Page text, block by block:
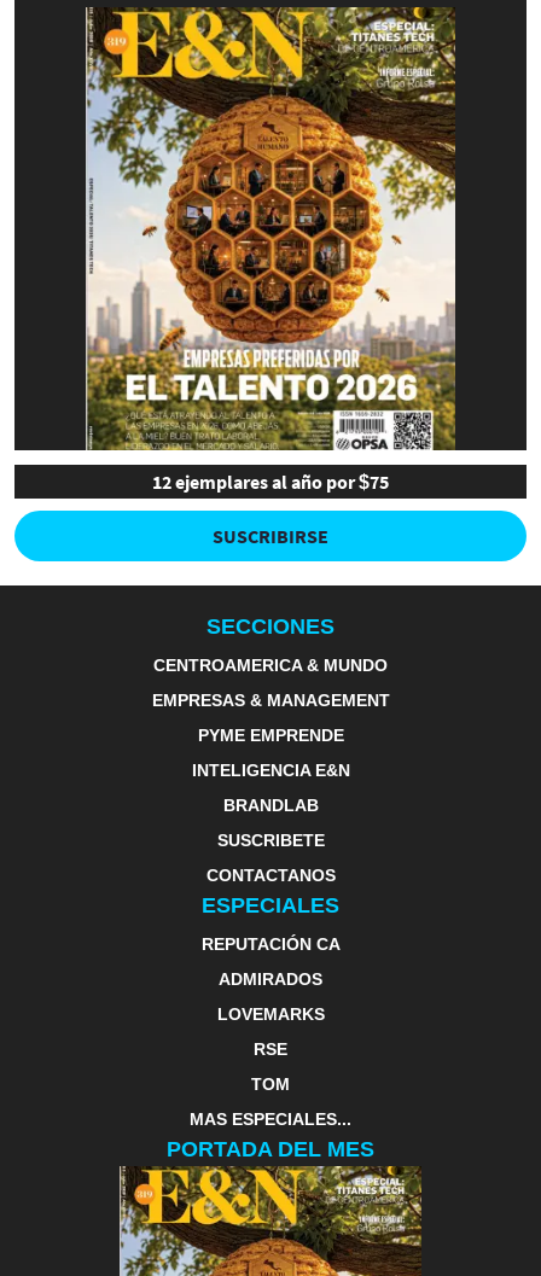
12 ejemplares al año por $75
SUSCRIBIRSE
SECCIONES
CENTROAMERICA & MUNDO
EMPRESAS & MANAGEMENT
PYME EMPRENDE
INTELIGENCIA E&N
BRANDLAB
SUSCRIBETE
CONTACTANOS
ESPECIALES
REPUTACIÓN CA
ADMIRADOS
LOVEMARKS
RSE
TOM
MAS ESPECIALES...
PORTADA DEL MES